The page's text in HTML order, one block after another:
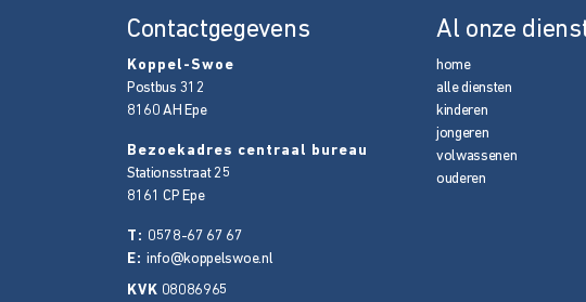
Contactgegevens
Koppel-Swoe
Postbus 312
8160 AH Epe
Bezoekadres centraal bureau
Stationsstraat 25
8161 CP Epe
T: 0578-67 67 67
E: info@koppelswoe.nl
KVK 08086965
Al onze
home
alle diensten
kinderen
jongeren
volwassenen
ouderen